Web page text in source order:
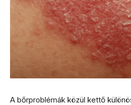
A bőrproblémák közül kettő